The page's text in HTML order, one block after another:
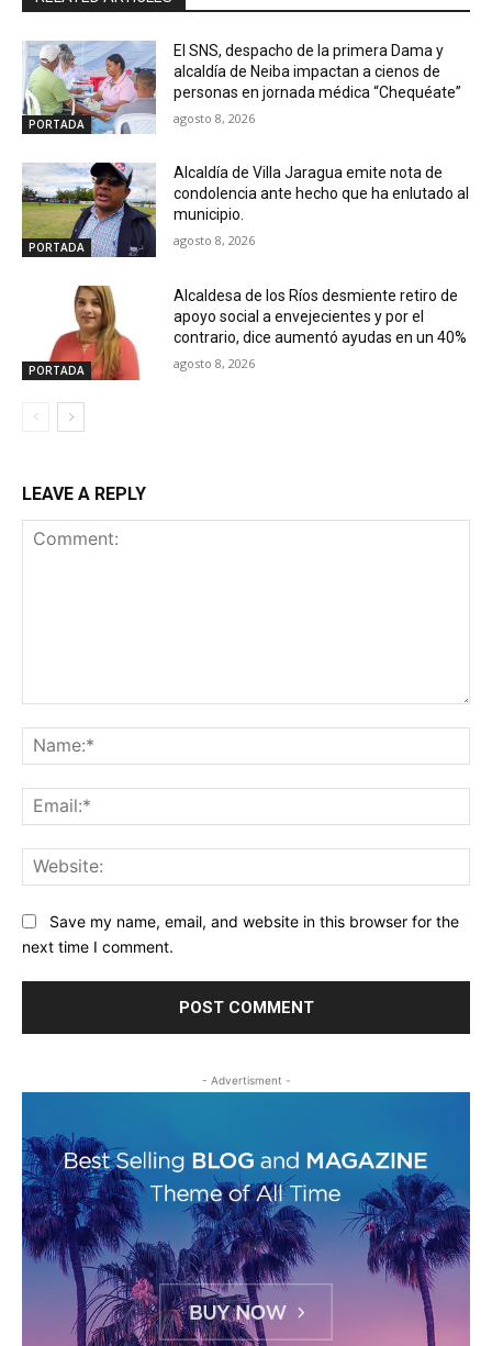
PORTADA
El SNS, despacho de la primera Dama y
alcaldía de Neiba impactan a cienos de
personas en jornada médica “Chequéate”
agosto 8, 2026
PORTADA
Alcaldía de Villa Jaragua emite nota de
condolencia ante hecho que ha enlutado al
municipio.
agosto 8, 2026
PORTADA
Alcaldesa de los Ríos desmiente retiro de
apoyo social a envejecientes y por el
contrario, dice aumentó ayudas en un 40%
agosto 8, 2026
LEAVE A REPLY
Save my name, email, and website in this browser for the
next time I comment.
- Advertisment -